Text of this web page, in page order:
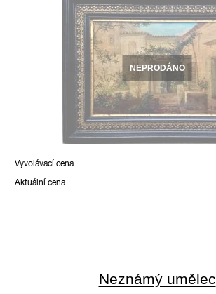
NEPRODÁNO
Vyvolávací cena
Aktuální cena
Neznámý umělec